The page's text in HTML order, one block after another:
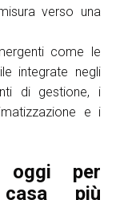
verso una
come le
integrate negli
di gestione, i
e i
oggi per
più